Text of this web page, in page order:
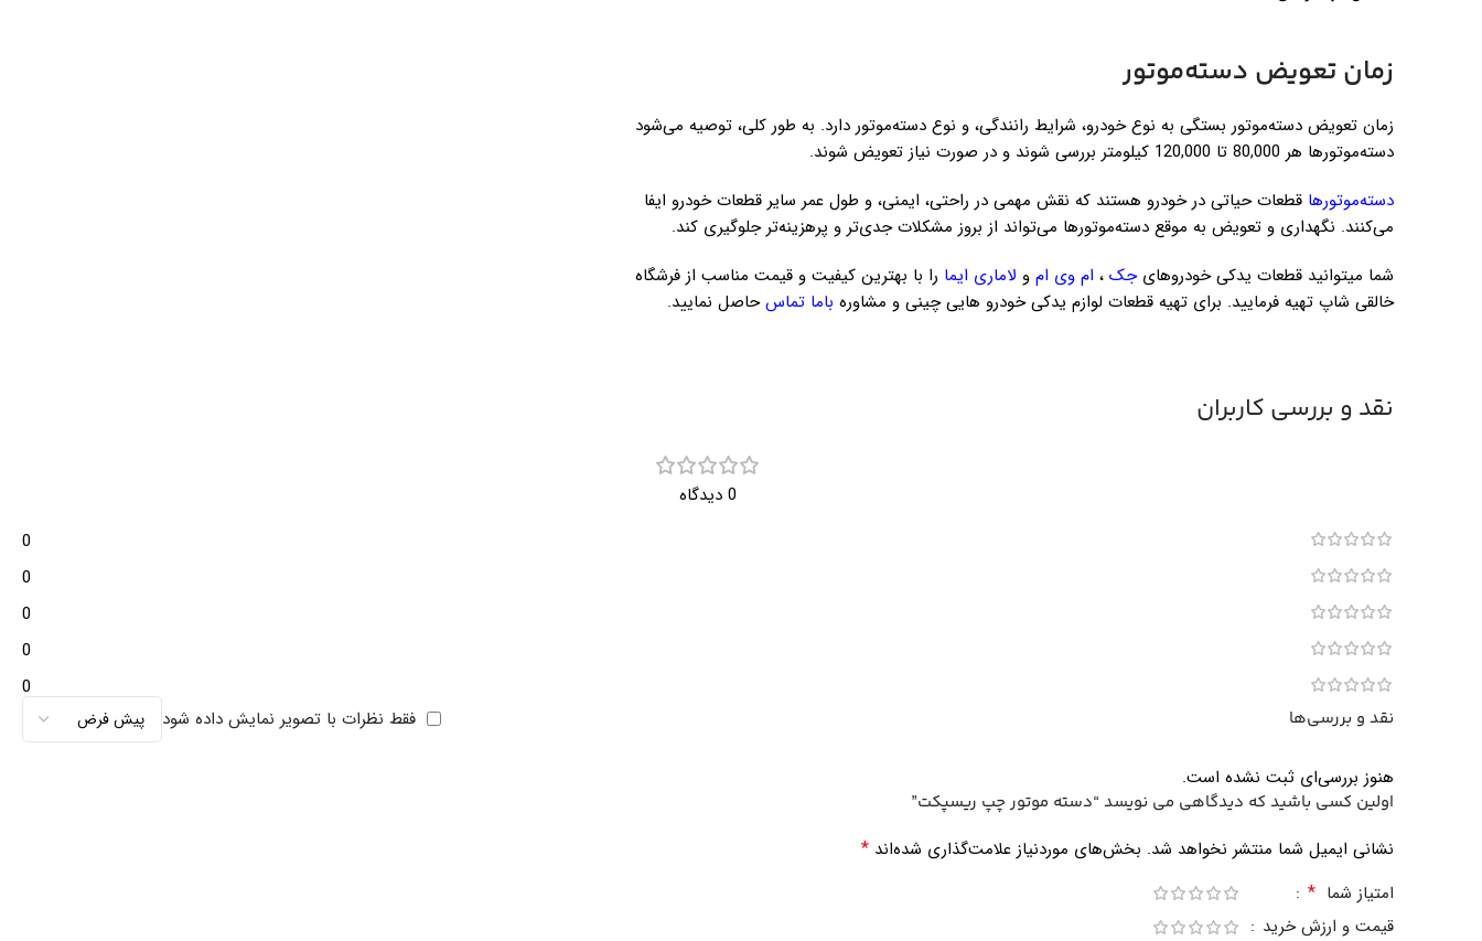
زمان تعویض دسته‌موتور
زمان تعویض دسته‌موتور بستگی به نوع خودرو، شرایط رانندگی، و نوع دسته‌موتور دارد. به طور کلی، توصیه می‌شود
دسته‌موتورها هر 80,000 تا 120,000 کیلومتر بررسی شوند و در صورت نیاز تعویض شوند.
دسته‌موتورها قطعات حیاتی در خودرو هستند که نقش مهمی در راحتی، ایمنی، و طول عمر سایر قطعات خودرو ایفا
می‌کنند. نگهداری و تعویض به موقع دسته‌موتورها می‌تواند از بروز مشکلات جدی‌تر و پرهزینه‌تر جلوگیری کند.
شما میتوانید قطعات یدکی خودروهایجک ، ام وی ام و لاماری ایما را با بهترین کیفیت و قیمت مناسب از فرشگاه
خالقی شاپ تهیه فرمایید. برای تهیه قطعات لوازم یدکی خودرو هایی چینی و مشاوره باما تماس حاصل نمایید.
نقد و بررسی کاربران
0 دیدگاه
0
0
0
0
0
نقد و بررسی‌ها فقط نظرات با تصویر نمایش داده شود
هنوز بررسی‌ای ثبت نشده است.
اولین کسی باشید که دیدگاهی می نویسد “دسته موتور چپ ریسپکت”
نشانی ایمیل شما منتشر نخواهد شد. بخش‌های موردنیاز علامت‌گذاری شده‌اند *
امتیاز شما *
قیمت و ارزش خرید